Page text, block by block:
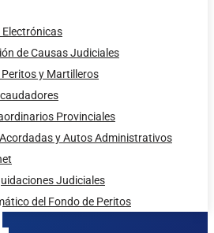
de Causas Judiciales
y Martilleros
Provinciales
y Autos Administrativos
Judiciales
del Fondo de Peritos